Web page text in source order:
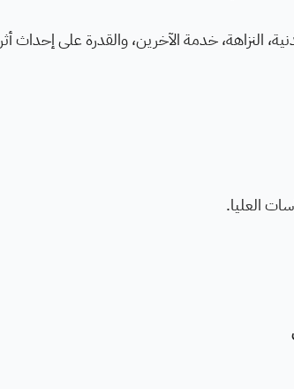
النزاهة، خدمة الآخرين، والقدرة على إحداث أثر
العليا.